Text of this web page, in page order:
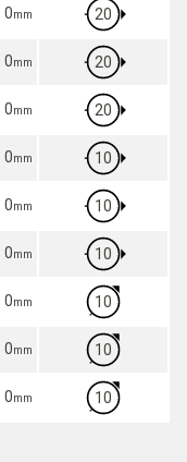
0mm 20
0mm 20
0mm 20
0mm 10
0mm 10
0mm 10
0mm 10
0mm 10
0mm 10